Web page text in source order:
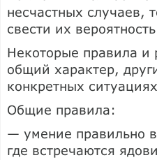
несчастных случаев,
свести их
Некоторые правила и
общий характер,
конкретных
Общие правила:
— умение правильно
где встречаются